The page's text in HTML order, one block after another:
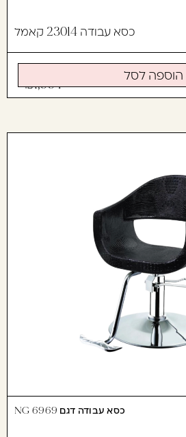
כסא עבודה 23014 קאמל
1,994
הוספה לסל
כסא עבודה דגם 6969 NG